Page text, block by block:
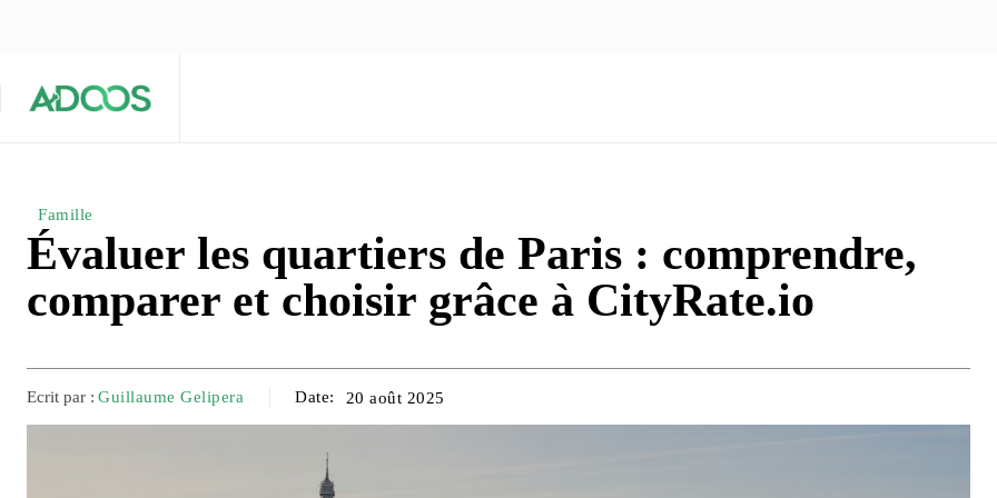
Famille
Évaluer les quartiers de Paris : comprendre,
comparer et choisir grâce à CityRate.io
Ecrit par : Guillaume Gelipera Date: 20 août 2025